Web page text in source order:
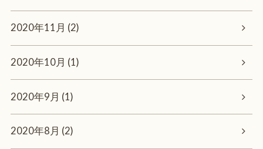
2020年11月 (2)
2020年10月 (1)
2020年9月 (1)
2020年8月 (2)